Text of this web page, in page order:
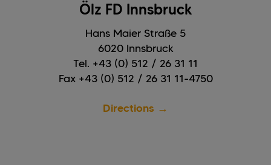
Ölz FD Innsbruck
Hans Maier Straße 5
6020 Innsbruck
Tel. +43 (0) 512 / 26 31 11
Fax +43 (0) 512 / 26 31 11-4750
Directions →